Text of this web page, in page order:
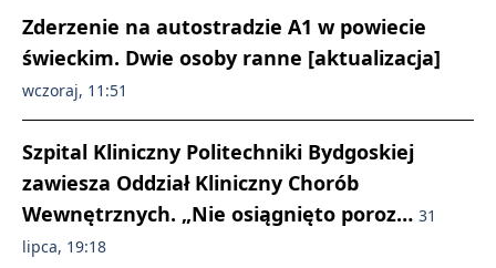
Zderzenie na autostradzie A1 w powiecie
świeckim. Dwie osoby ranne [aktualizacja]
wczoraj, 11:51
Szpital Kliniczny Politechniki Bydgoskiej
zawiesza Oddział Kliniczny Chorób
Wewnętrznych. „Nie osiągnięto poroz… 31
lipca, 19:18